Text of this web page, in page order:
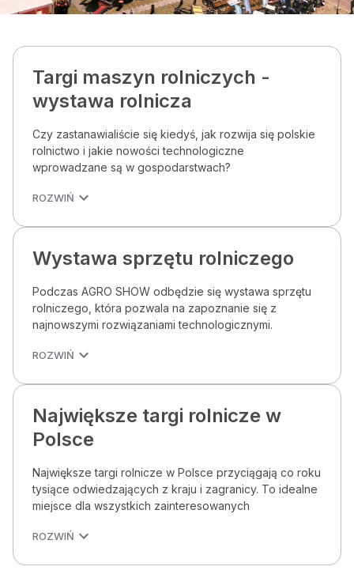
Targi maszyn rolniczych -
wystawa rolnicza
Czy zastanawialiście się kiedyś, jak rozwija się polskie
rolnictwo i jakie nowości technologiczne
wprowadzane są w gospodarstwach?
ROZWIŃ
Wystawa sprzętu rolniczego
Podczas AGRO SHOW odbędzie się wystawa sprzętu
rolniczego, która pozwala na zapoznanie się z
najnowszymi rozwiązaniami technologicznymi.
ROZWIŃ
Największe targi rolnicze w
Polsce
Największe targi rolnicze w Polsce przyciągają co roku
tysiące odwiedzających z kraju i zagranicy. To idealne
miejsce dla wszystkich zainteresowanych
ROZWIŃ